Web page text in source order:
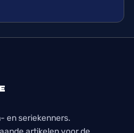
en seriekenners.